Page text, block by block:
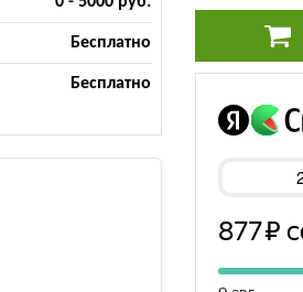
Бесплатно
Бесплатно